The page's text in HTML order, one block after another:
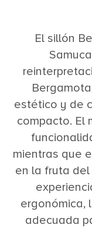
El sillón
estético y de
compacto. El
mientras que
en la fruta del
ergonómica,
adecuada